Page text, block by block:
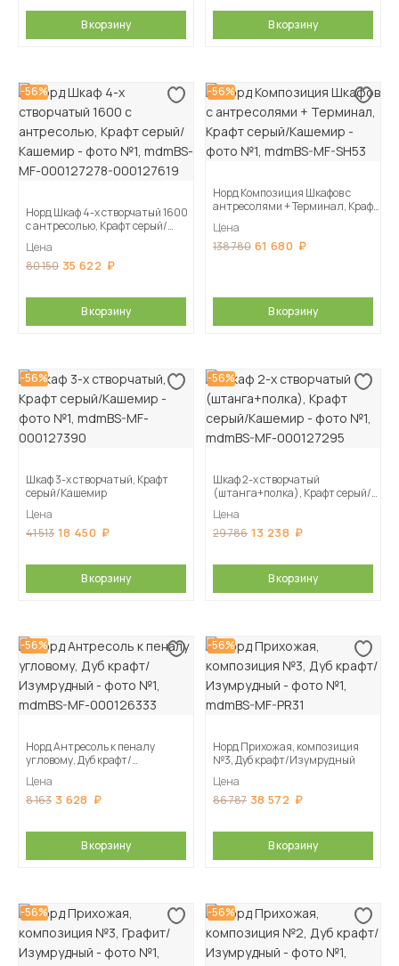
В корзину В корзину
-56%
Норд Шкаф 4-х створчатый 1600
с антресолью, Крафт серый/
Цена
80 150 35 622
В корзину
-56%
Норд Композиция Шкафов с
антресолями + Терминал, Крафт
Цена
138 780 61 680
В корзину
-56%
Шкаф 3-х створчатый, Крафт
серый/Кашемир
Цена
41 513 18 450
В корзину
-56%
Шкаф 2-х створчатый
(штанга+полка), Крафт серый/
Цена
29 786 13 238
В корзину
-56%
Норд Антресоль к пеналу
угловому, Дуб крафт/
Цена
8 163 3 628
В корзину
-56%
Норд Прихожая, композиция
№3, Дуб крафт/Изумрудный
Цена
86 787 38 572
В корзину
-56% -56%